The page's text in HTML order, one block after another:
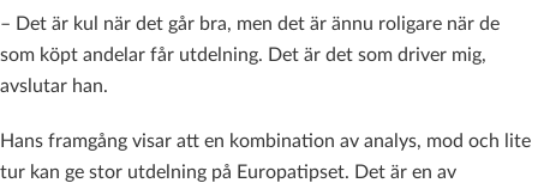
– Det är kul när det går bra, men det är ännu roligare när de
som köpt andelar får utdelning. Det är det som driver mig,
avslutar han.
Hans framgång visar att en kombination av analys, mod och lite
tur kan ge stor utdelning på Europatipset. Det är en av